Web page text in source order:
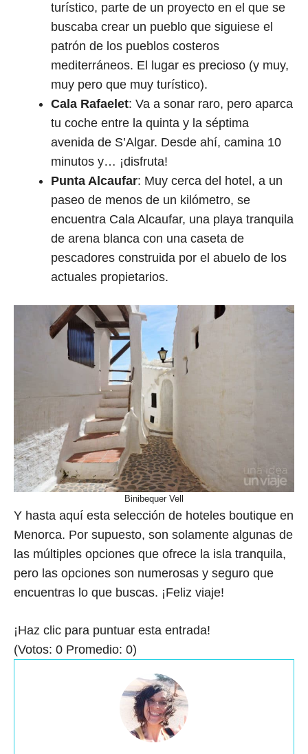
turístico, parte de un proyecto en el que se
buscaba crear un pueblo que siguiese el
patrón de los pueblos costeros
mediterráneos. El lugar es precioso (y muy,
muy pero que muy turístico).
Cala Rafaelet: Va a sonar raro, pero aparca
tu coche entre la quinta y la séptima
avenida de S’Algar. Desde ahí, camina 10
minutos y… ¡disfruta!
Punta Alcaufar: Muy cerca del hotel, a un
paseo de menos de un kilómetro, se
encuentra Cala Alcaufar, una playa tranquila
de arena blanca con una caseta de
pescadores construida por el abuelo de los
actuales propietarios.
Binibequer Vell
Y hasta aquí esta selección de hoteles boutique en
Menorca. Por supuesto, son solamente algunas de
las múltiples opciones que ofrece la isla tranquila,
pero las opciones son numerosas y seguro que
encuentras lo que buscas. ¡Feliz viaje!
¡Haz clic para puntuar esta entrada!
(Votos: 0 Promedio: 0)